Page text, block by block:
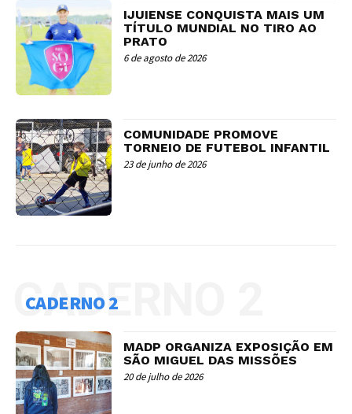
IJUIENSE CONQUISTA MAIS UM
TÍTULO MUNDIAL NO TIRO AO
PRATO
6 de agosto de 2026
COMUNIDADE PROMOVE
TORNEIO DE FUTEBOL INFANTIL
23 de junho de 2026
CADERNO 2
CADERNO 2
MADP ORGANIZA EXPOSIÇÃO EM
SÃO MIGUEL DAS MISSÕES
20 de julho de 2026